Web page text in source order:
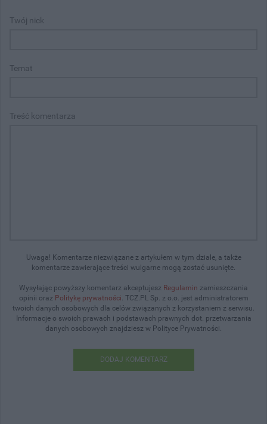
Twój nick
Temat
Treść komentarza
Uwaga! Komentarze niezwiązane z artykułem w tym dziale, a także
komentarze zawierające treści wulgarne mogą zostać usunięte.
Wysyłając powyższy komentarz akceptujesz Regulamin zamieszczania
opinii oraz Politykę prywatności. TCZ.PL Sp. z o.o. jest administratorem
twoich danych osobowych dla celów związanych z korzystaniem z serwisu.
Informacje o swoich prawach i podstawach prawnych dot. przetwarzania
danych osobowych znajdziesz w Polityce Prywatności.
DODAJ KOMENTARZ